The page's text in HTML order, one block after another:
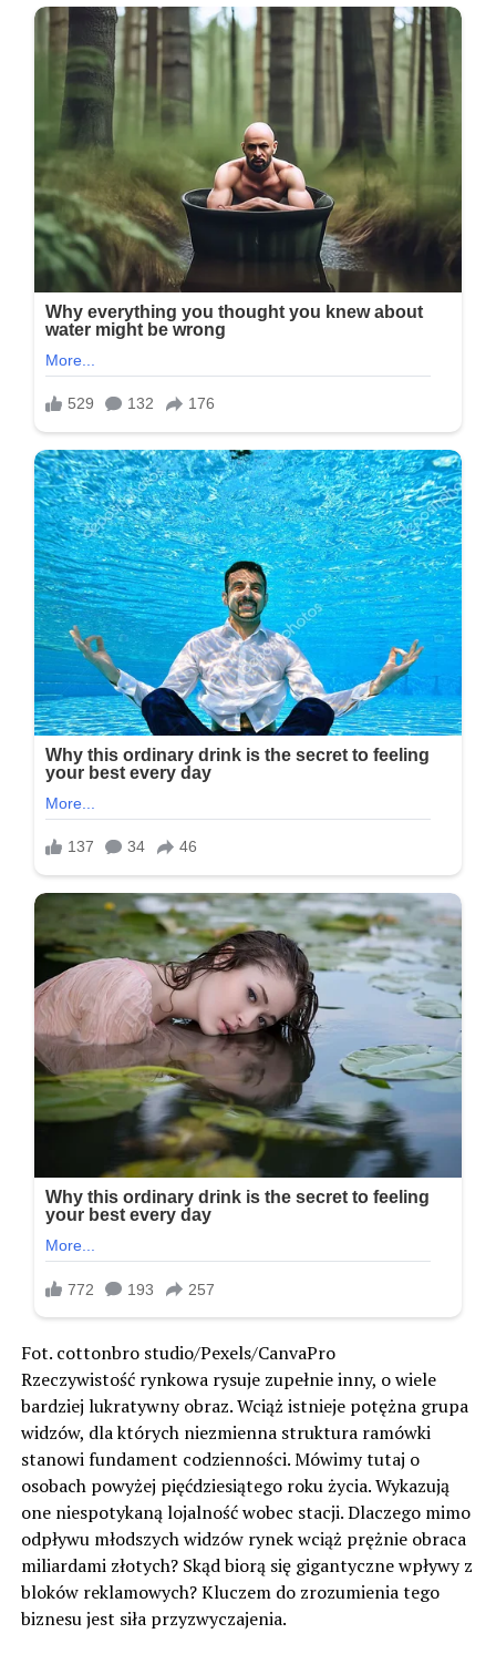
Fot. cottonbro studio/Pexels/CanvaPro
Rzeczywistość rynkowa rysuje zupełnie inny, o wiele
bardziej lukratywny obraz. Wciąż istnieje potężna grupa
widzów, dla których niezmienna struktura ramówki
stanowi fundament codzienności. Mówimy tutaj o
osobach powyżej pięćdziesiątego roku życia. Wykazują
one niespotykaną lojalność wobec stacji. Dlaczego mimo
odpływu młodszych widzów rynek wciąż prężnie obraca
miliardami złotych? Skąd biorą się gigantyczne wpływy z
bloków reklamowych? Kluczem do zrozumienia tego
biznesu jest siła przyzwyczajenia.